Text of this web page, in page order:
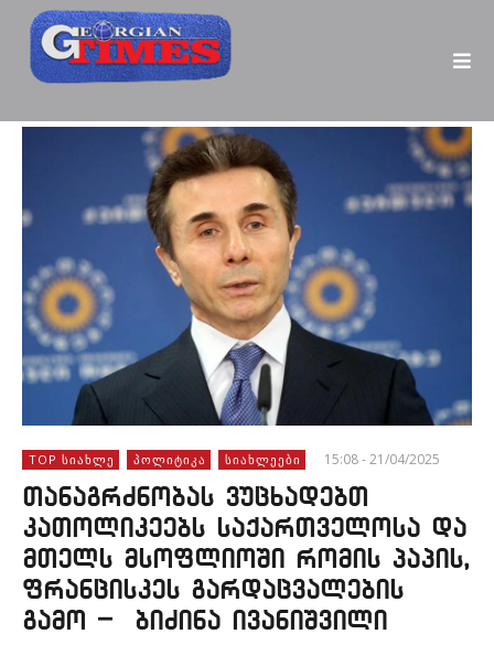
TOP ᲡᲘᲐᲮᲚᲔ ᲞᲝᲚᲘᲢᲘᲙᲐ ᲡᲘᲐᲮᲚᲔᲔᲑᲘ 15:08 - 21/04/2025
თანაგრძნობას ვუცხადებთ
კათოლიკეებს საქართველოსა და
მთელს მსოფლიოში რომის პაპის,
ფრანცისკეს გარდაცვალების
გამო – ბიძინა ივანიშვილი